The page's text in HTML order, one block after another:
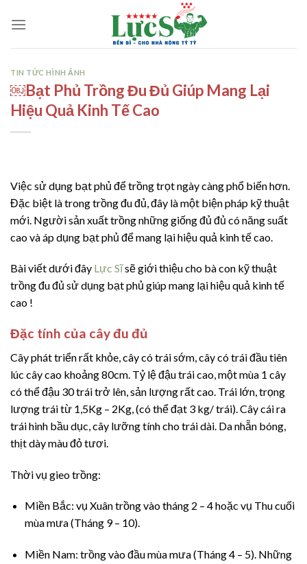
TIN TỨC HÌNH ẢNH
￼Bạt Phủ Trồng Đu Đủ Giúp Mang Lại
Hiệu Quả Kinh Tế Cao
Việc sử dụng bạt phủ để trồng trọt ngày càng phổ biến hơn.
Đặc biệt là trong trồng đu đủ, đây là một biện pháp kỹ thuật
mới. Người sản xuất trồng những giống đủ đủ có năng suất
cao và áp dụng bạt phủ để mang lại hiệu quả kinh tế cao.
Bài viết dưới đây Lực Sĩsẽ giới thiệu cho bà con kỹ thuật
trồng đu đủ sử dụng bạt phủ giúp mang lại hiệu quả kinh tế
cao !
Đặc tính của cây đu đủ
Cây phát triển rất khỏe, cây có trái sớm, cây có trái đầu tiên
lúc cây cao khoảng 80cm. Tỷ lệ đậu trái cao, một mùa 1 cây
có thể đậu 30 trái trở lên, sản lượng rất cao. Trái lớn, trọng
lượng trái từ 1,5Kg – 2Kg, (có thể đạt 3 kg/ trái). Cây cái ra
trái hình bầu dục, cây lưỡng tính cho trái dài. Da nhẵn bóng,
thịt dày màu đỏ tươi.
Thời vụ gieo trồng:
Miền Bắc: vụ Xuân trồng vào tháng 2 – 4 hoặc vụ Thu cuối
mùa mưa (Tháng 9 – 10).
Miền Nam: trồng vào đầu mùa mưa (Tháng 4 – 5). Những